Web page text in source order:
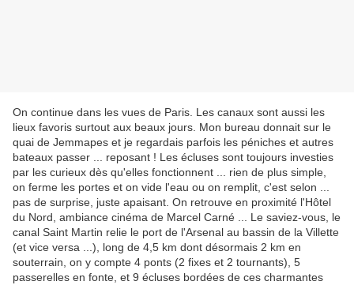
On continue dans les vues de Paris. Les canaux sont aussi les
lieux favoris surtout aux beaux jours. Mon bureau donnait sur le
quai de Jemmapes et je regardais parfois les péniches et autres
bateaux passer ... reposant ! Les écluses sont toujours investies
par les curieux dès qu'elles fonctionnent ... rien de plus simple,
on ferme les portes et on vide l'eau ou on remplit, c'est selon ...
pas de surprise, juste apaisant. On retrouve en proximité l'Hôtel
du Nord, ambiance cinéma de Marcel Carné ... Le saviez-vous, le
canal Saint Martin relie le port de l'Arsenal au bassin de la Villette
(et vice versa ...), long de 4,5 km dont désormais 2 km en
souterrain, on y compte 4 ponts (2 fixes et 2 tournants), 5
passerelles en fonte, et 9 écluses bordées de ces charmantes